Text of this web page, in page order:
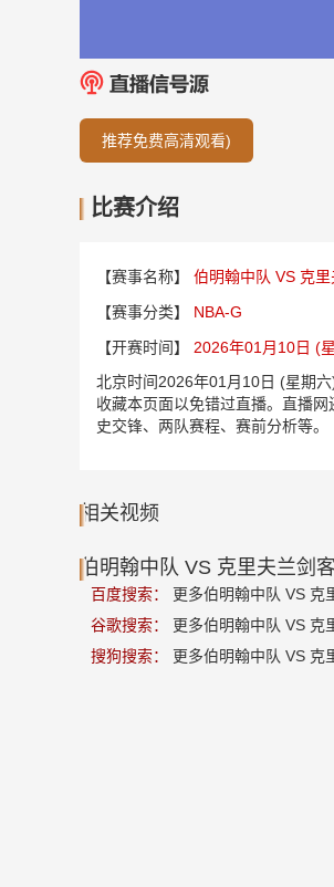
推荐免费高清观看)
比赛介绍
【赛事名称】
伯明翰中队 VS 克
【赛事分类】
NBA-G
【开赛时间】
2026年01月10日 (
北京时间2026年01月10日 (星期
收藏本页面以免错过直播。直播
史交锋、两队赛程、赛前分析等。
相关视频
伯明翰中队 VS 克里夫兰剑
百度搜索：
更多伯明翰中队 VS 克
谷歌搜索：
更多伯明翰中队 VS 克
搜狗搜索：
更多伯明翰中队 VS 克